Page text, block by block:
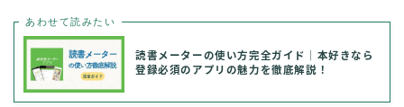
あわせて読みたい
読書メーターの使い方完全ガイド｜本好きなら
登録必須のアプリの魅力を徹底解説！